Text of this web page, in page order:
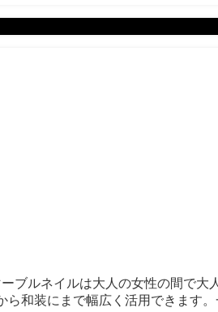
ルネイルは大人の女性の間で大
和装にまで幅広く活用できます